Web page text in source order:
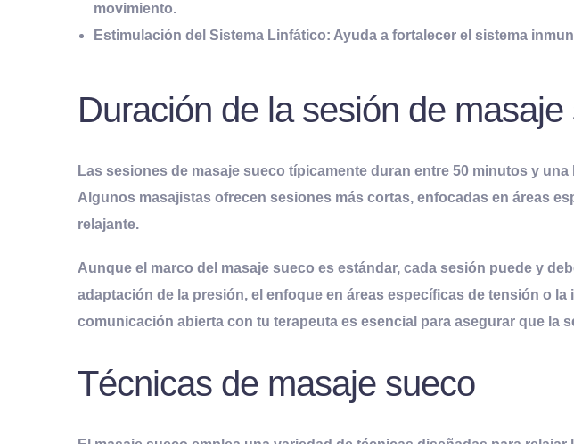
movimiento.
Estimulación del Sistema Linfático: Ayuda a fortalecer el sistema
Duración de la sesión de masaje
Las sesiones de masaje sueco típicamente duran entre 50 minutos y
Algunos masajistas ofrecen sesiones más cortas, enfocadas en áreas
relajante.
Aunque el marco del masaje sueco es estándar, cada sesión puede y
adaptación de la presión, el enfoque en áreas específicas de tensión o
comunicación abierta con tu terapeuta es esencial para asegurar que la
Técnicas de masaje sueco